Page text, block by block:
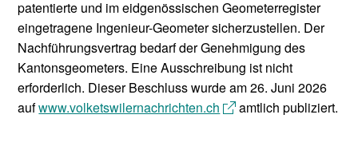
patentierte und im eidgenössischen Geometerregister
eingetragene Ingenieur-Geometer sicherzustellen. Der
Nachführungsvertrag bedarf der Genehmigung des
Kantonsgeometers. Eine Ausschreibung ist nicht
erforderlich. Dieser Beschluss wurde am 26. Juni 2026
aufwww.volketswilernachrichten.ch amtlich publiziert.